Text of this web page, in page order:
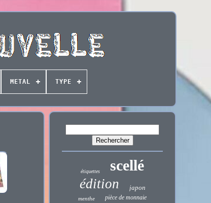
METAL TYPE
étiquettes scellé
édition japon
menthe pièce de monnaie